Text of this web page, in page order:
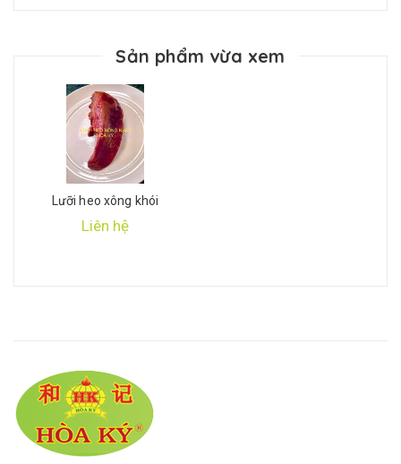
Sản phẩm vừa xem
Lưỡi heo xông khói
Liên hệ